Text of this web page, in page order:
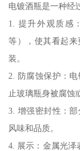
电镀酒瓶是一种经
1. 提升外观质感
等），使其看起
装。
2. 防腐蚀保护：
止玻璃瓶身被腐蚀
3. 增强密封性：
风味和品质。
4. 展示：金属光泽